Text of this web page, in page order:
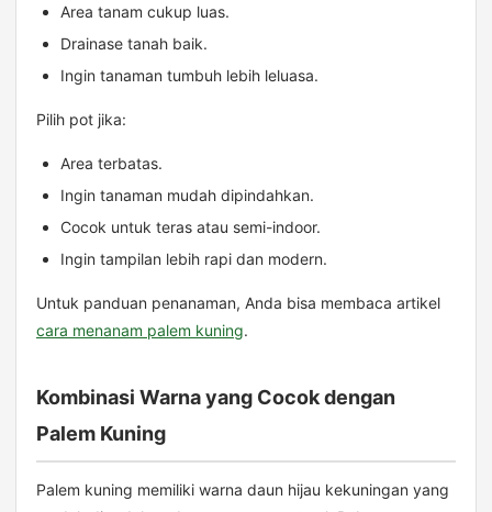
Area tanam cukup luas.
Drainase tanah baik.
Ingin tanaman tumbuh lebih leluasa.
Pilih pot jika:
Area terbatas.
Ingin tanaman mudah dipindahkan.
Cocok untuk teras atau semi-indoor.
Ingin tampilan lebih rapi dan modern.
Untuk panduan penanaman, Anda bisa membaca artikel
cara menanam palem kuning.
Kombinasi Warna yang Cocok dengan
Palem Kuning
Palem kuning memiliki warna daun hijau kekuningan yang